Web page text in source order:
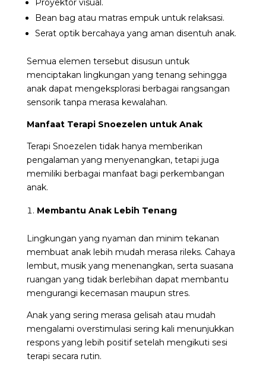
Proyektor visual.
Bean bag atau matras empuk untuk relaksasi.
Serat optik bercahaya yang aman disentuh anak.
Semua elemen tersebut disusun untuk
menciptakan lingkungan yang tenang sehingga
anak dapat mengeksplorasi berbagai rangsangan
sensorik tanpa merasa kewalahan.
Manfaat Terapi Snoezelen untuk Anak
Terapi Snoezelen tidak hanya memberikan
pengalaman yang menyenangkan, tetapi juga
memiliki berbagai manfaat bagi perkembangan
anak.
Membantu Anak Lebih Tenang
Lingkungan yang nyaman dan minim tekanan
membuat anak lebih mudah merasa rileks. Cahaya
lembut, musik yang menenangkan, serta suasana
ruangan yang tidak berlebihan dapat membantu
mengurangi kecemasan maupun stres.
Anak yang sering merasa gelisah atau mudah
mengalami overstimulasi sering kali menunjukkan
respons yang lebih positif setelah mengikuti sesi
terapi secara rutin.